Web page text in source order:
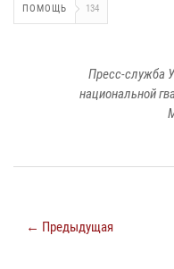
ПОМОЩЬ 134
Пресс-служба
национальной
← Предыдущая